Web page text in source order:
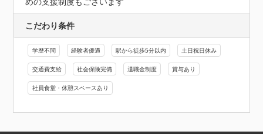
こだわり条件
学歴不問 経験者優遇 駅から徒歩5分以内 土日祝日休み
交通費支給 社会保険完備 退職金制度 賞与あり
社員食堂・休憩スペースあり